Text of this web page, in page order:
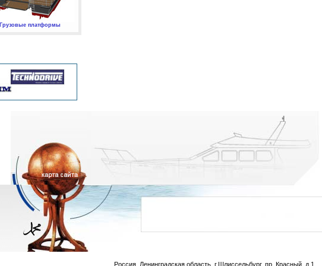
Грузовые платформы
Россия, Ленинградская область, г.Шлиссельбург, пр. Красный, д.1